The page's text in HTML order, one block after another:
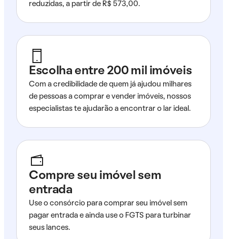
reduzidas, a partir de R$ 573,00.
Escolha entre 200 mil imóveis
Com a credibilidade de quem já ajudou milhares
de pessoas a comprar e vender imóveis, nossos
especialistas te ajudarão a encontrar o lar ideal.
Compre seu imóvel sem
entrada
Use o consórcio para comprar seu imóvel sem
pagar entrada e ainda use o FGTS para turbinar
seus lances.